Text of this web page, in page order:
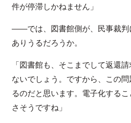
件が停滞しかねません」
――では、図書館側が、民事裁判
ありうるだろうか。
「図書館も、そこまでして返還
ないでしょう。ですから、この
るのだと思います。電子化する
さそうですね」